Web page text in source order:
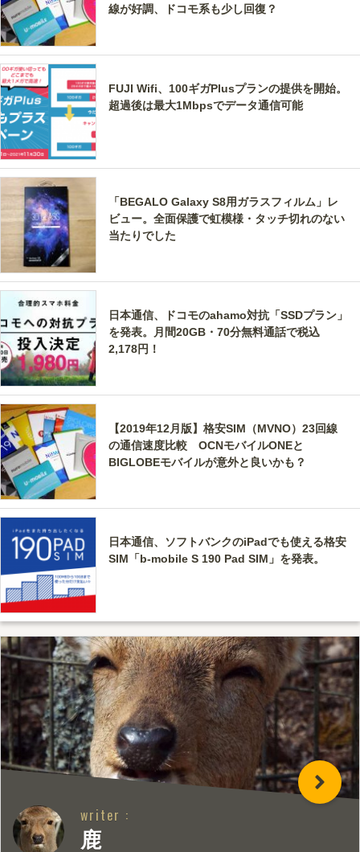
線が好調、ドコモ系も少し回復？
FUJI Wifi、100ギガPlusプランの提供を開始。
超過後は最大1Mbpsでデータ通信可能
「BEGALO Galaxy S8用ガラスフィルム」レ
ビュー。全面保護で虹模様・タッチ切れのない
当たりでした
日本通信、ドコモのahamo対抗「SSDプラン」
を発表。月間20GB・70分無料通話で税込
2,178円！
【2019年12月版】格安SIM（MVNO）23回線
の通信速度比較 OCNモバイルONEと
BIGLOBEモバイルが意外と良いかも？
日本通信、ソフトバンクのiPadでも使える格安
SIM「b-mobile S 190 Pad SIM」を発表。
writer :
鹿